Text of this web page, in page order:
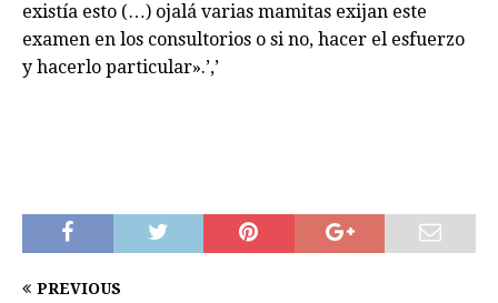
existía esto (…) ojalá varias mamitas exijan este
examen en los consultorios o si no, hacer el esfuerzo
y hacerlo particular».’,’
PREVIOUS